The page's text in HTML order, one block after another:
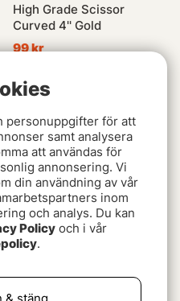
High Grade Scissor
Curved 4'' Gold
99 kr
Slutsåld
FlyTester
personuppgifter för att
samt analysera
att användas för
annonsering. Vi
din användning av vår
inom
och analys. Du kan
Policy och i vår
.